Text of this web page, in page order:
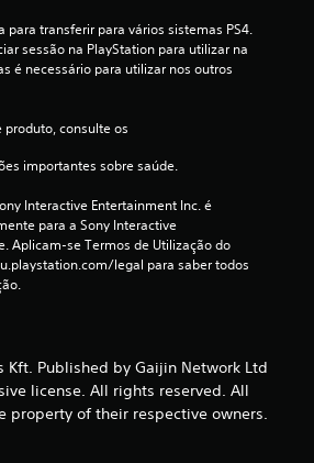
4
9
a
s
para transferir para vários sistemas PS4.
sessão na PlayStation para utilizar na
é necessário para utilizar nos outros
consulte os
importantes sobre saúde.
Interactive Entertainment Inc. é
para a Sony Interactive
Aplicam-se Termos de Utilização do
legal para saber todos
Kft. Published by Gaijin Network Ltd
license. All rights reserved. All
property of their respective owners.